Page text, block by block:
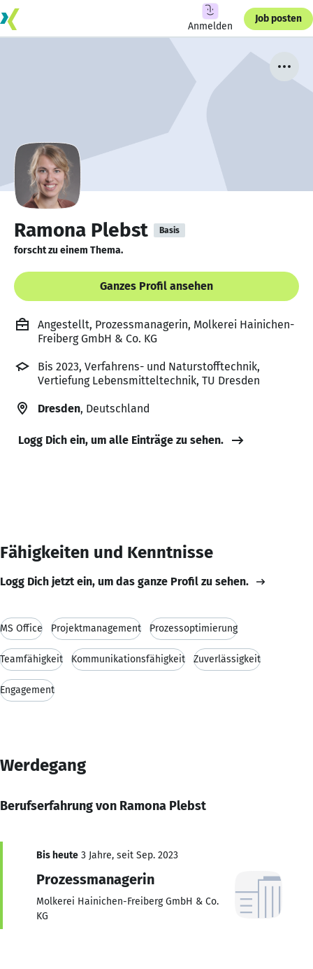
Anmelden
Job posten
Ramona Plebst Basis
forscht zu einem Thema.
Ganzes Profil ansehen
Angestellt, Prozessmanagerin, Molkerei Hainichen-
Freiberg GmbH & Co. KG
Bis 2023, Verfahrens- und Naturstofftechnik,
Vertiefung Lebensmitteltechnik, TU Dresden
Dresden, Deutschland
Logg Dich ein, um alle Einträge zu sehen.
Fähigkeiten und Kenntnisse
Logg Dich jetzt ein, um das ganze Profil zu sehen.
MS Office Projektmanagement Prozessoptimierung
Teamfähigkeit Kommunikationsfähigkeit Zuverlässigkeit
Engagement
Werdegang
Berufserfahrung von Ramona Plebst
Bis heute 3 Jahre, seit Sep. 2023
Prozessmanagerin
Molkerei Hainichen-Freiberg GmbH & Co.
KG